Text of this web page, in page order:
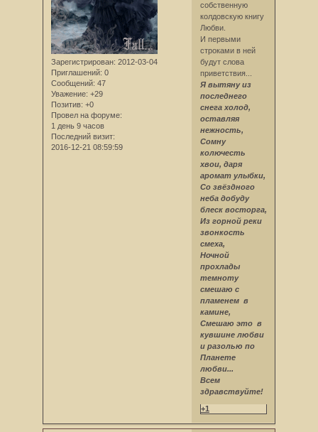
Зарегистрирован: 2012-03-04
Приглашений: 0
Сообщений: 47
Уважение: +29
Позитив: +0
Провел на форуме:
1 день 9 часов
Последний визит:
2016-12-21 08:59:59
собственную
колдовскую книгу
Любви.
И первыми
строками в ней
будут слова
приветствия...
Я вытяну из
последнего
снега холод,
оставляя
нежность,
Сомну
колючесть
хвои, даря
аромат улыбки,
Со звёздного
неба добуду
блеск восторга,
Из горной реки
звонкость
смеха,
Ночной
прохлады
темноту
смешаю с
пламенем в
камине,
Смешаю это в
кувшине любви
и разолью по
Планете
любви...
Всем
здравствуйте!
+1